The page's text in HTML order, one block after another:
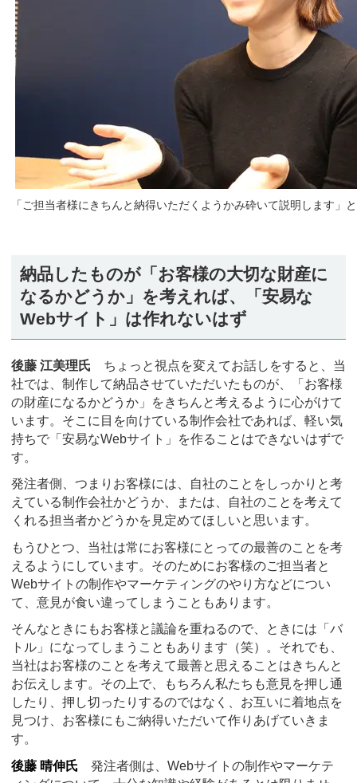
「ご担当者様にきちんと納得いただくようかみ砕いて説明します」
納品したものが「お客様の大切な財産に
なるかどうか」を考えれば、「安易な
Webサイト」は作れないはず
後藤 江美理氏 ちょっと視点を変えてお話しをすると、当
社では、制作して納品させていただいたものが、「お客様
の財産になるかどうか」をきちんと考えるように心がけて
います。そこに目を向けている制作会社であれば、軽い気
持ちで「安易なWebサイト」を作ることはできないはずで
す。
発注者側、つまりお客様には、自社のことをしっかりと考
えている制作会社かどうか、または、自社のことを考えて
くれる担当者かどうかを見定めてほしいと思います。
もうひとつ、当社は常にお客様にとっての最善のことを考
えるようにしています。そのためにお客様のご担当者と
Webサイトの制作やマーケティングのやり方などについ
て、意見が食い違ってしまうこともあります。
そんなときにもお客様と議論を重ねるので、ときには「バ
トル」になってしまうこともあります（笑）。それでも、
当社はお客様のことを考えて最善と思えることはきちんと
お伝えします。その上で、もちろん私たちも意見を押し通
したり、押し切ったりするのではなく、お互いに着地点を
見つけ、お客様にもご納得いただいて作りあげていきま
す。
後藤 晴伸氏 発注者側は、Webサイトの制作やマーケテ